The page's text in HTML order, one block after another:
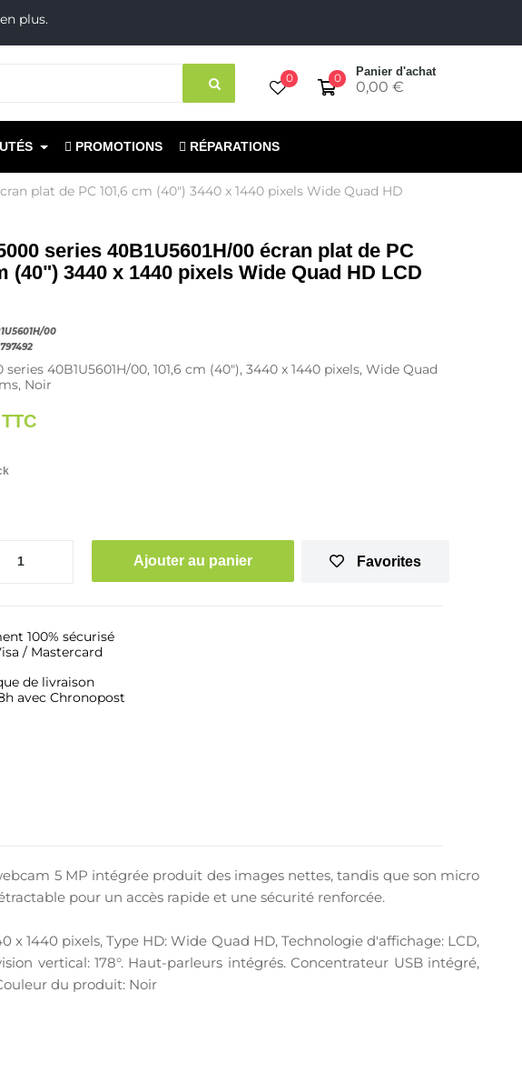
en plus.
0 Panier d'achat
0,00 €
0
PROMOTIONS RÉPARATIONS
plat de PC 101,6 cm (40") 3440 x 1440 pixels Wide Quad HD
series 40B1U5601H/00 écran plat de PC
(40") 3440 x 1440 pixels Wide Quad HD LCD
00
40B1U5601H/00, 101,6 cm (40"), 3440 x 1440 pixels, Wide Quad
Noir
TTC
Ajouter au panier Favorites
100% sécurisé
/ Mastercard
de livraison
avec Chronopost
5 MP intégrée produit des images nettes, tandis que son micro
pour un accès rapide et une sécurité renforcée.
x 1440 pixels, Type HD: Wide Quad HD, Technologie d'affichage: LCD,
vertical: 178°. Haut-parleurs intégrés. Concentrateur USB intégré,
du produit: Noir